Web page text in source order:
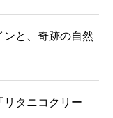
ンと、奇跡の自然
リタニコクリー